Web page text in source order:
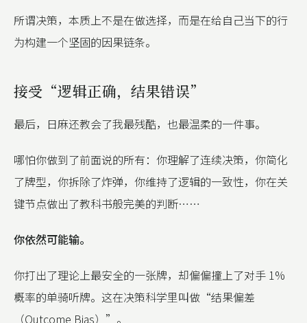
所谓决策，本质上不是在做选择，而是在给自己当下的行
为构建一个坚固的因果链条。
接受“逻辑正确，结果错误”
最后，日麻还教会了我最残酷，也最温柔的一件事。
哪怕你做到了前面说的所有：你理解了连续决策，你简化
了牌型，你拆除了炸弹，你维持了逻辑的一致性，你在关
键节点做出了教科书般完美的判断……
你依然可能输。
你打出了理论上最安全的一张牌，却偏偏撞上了对手 1%
概率的单骑听牌。这在决策科学里叫做“结果偏差
（Outcome Bias）”。